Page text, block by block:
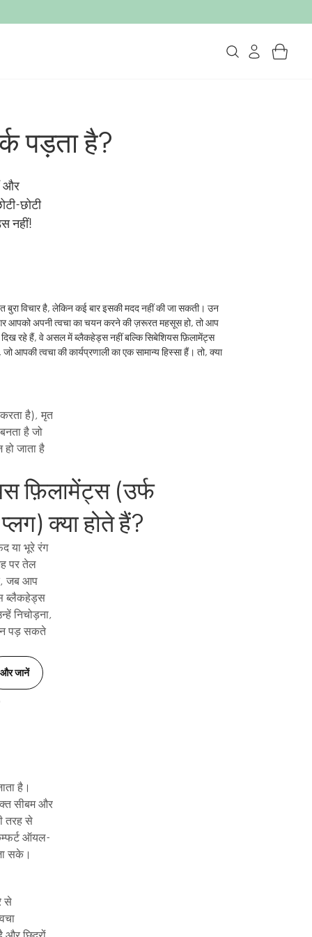
पड़ता है?
और
छोटी
नहीं!
बुरा विचार है, लेकिन कई बार इसकी मदद नहीं की जा सकती। उन
आपको अपनी त्वचा का चयन करने की ज़रूरत महसूस हो, तो आप
दिख रहे हैं, वे असल में ब्लैकहेड्स नहीं बल्कि सिबेशियस फ़िलामेंट्स
आपकी त्वचा की कार्यप्रणाली का एक सामान्य हिस्सा हैं। तो, क्या
है), मृत
है जो
जाता है
फ़िलामेंट्स (उर्फ
क्या होते हैं?
या भूरे रंग
पर तेल
जब आप
ब्लैकहेड्स
निचोड़ना,
पड़ सकते
और जानें
है।
सीबम और
तरह से
ऑयल-
सके।
से